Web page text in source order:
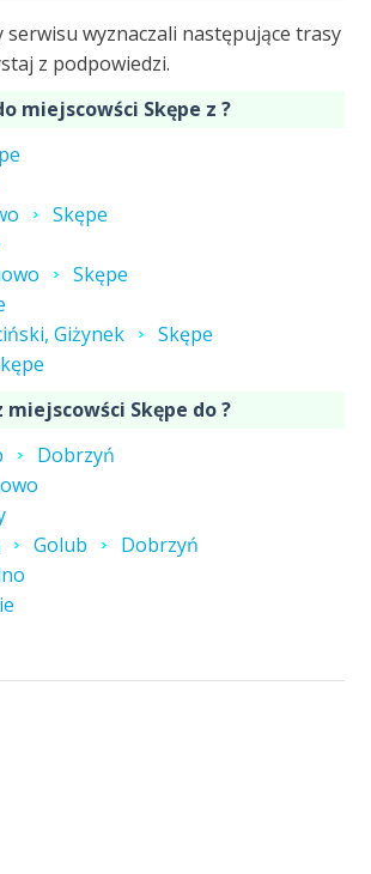
serwisu wyznaczali następujące trasy
z podpowiedzi.
miejscowści Skępe z ?
Skępe
Skępe
Giżynek
Skępe
miejscowści Skępe do ?
Dobrzyń
Golub
Dobrzyń